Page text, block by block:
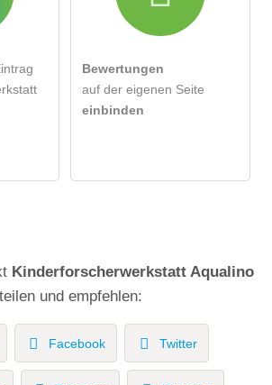
Bewertungen
auf der eigenen Seite
einbinden
Kinderforscherwerkstatt Aqualino
teilen und empfehlen:
Facebook Twitter